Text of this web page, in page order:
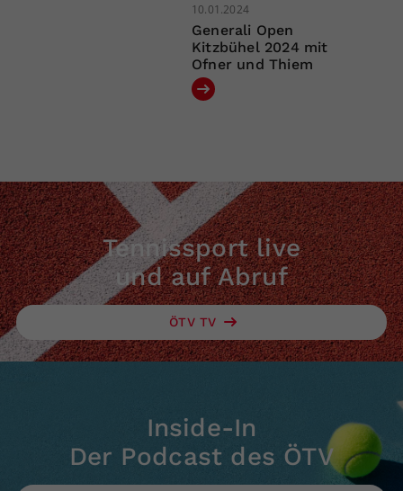
10.01.2024
Generali Open
Kitzbühel 2024 mit
Ofner und Thiem
Tennissport live
und auf Abruf
ÖTV TV
Inside-In
Der Podcast des ÖTV